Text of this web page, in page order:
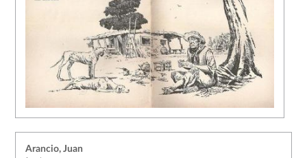
Arancio, Juan